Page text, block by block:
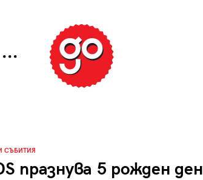
СЪБИТИЯ
празнува 5 рожден ден